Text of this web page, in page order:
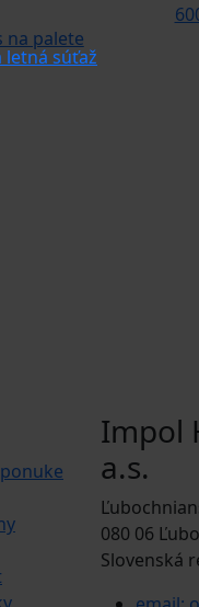
na palete
Impol
a.s.
080 06
Slovenská